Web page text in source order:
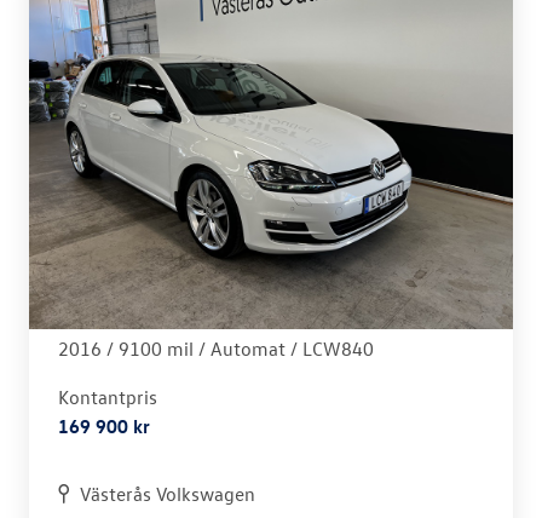
Volkswagen - Golf
1,4 TSI GT 150hk Drag Backkamera
2016 / 9100 mil / Automat / LCW840
Kontantpris
169 900 kr
Västerås Volkswagen